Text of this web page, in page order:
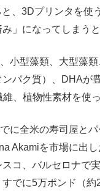
、3Dプリンタを使
」になってしまうと
小型藻類、大型藻
ンパク質）、DHAが
、植物性素材を使っ
に全米の寿司屋と
Akamiを市場に出
コ、バルセロナで
でに5万ポンド（約